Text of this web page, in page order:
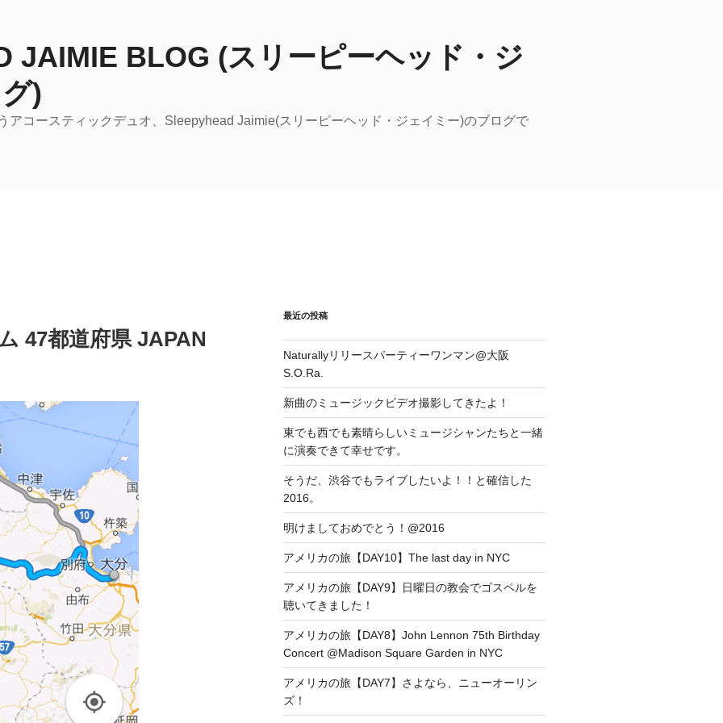
JAIMIE BLOG (スリーピーヘッド・ジ
)
アコースティックデュオ、Sleepyhead Jaimie(スリーピーヘッド・ジェイミー)のブログで
47都道府県 JAPAN
最近の投稿
Naturallyリリースパーティーワンマン@大阪
S.O.Ra.
新曲のミュージックビデオ撮影してきたよ！
東でも西でも素晴らしいミュージシャンたちと一緒
に演奏できて幸せです。
そうだ、渋谷でもライブしたいよ！！と確信した
2016。
明けましておめでとう！@2016
アメリカの旅【DAY10】The last day in NYC
アメリカの旅【DAY9】日曜日の教会でゴスペルを
聴いてきました！
アメリカの旅【DAY8】John Lennon 75th Birthday
Concert @Madison Square Garden in NYC
アメリカの旅【DAY7】さよなら、ニューオーリン
ズ！